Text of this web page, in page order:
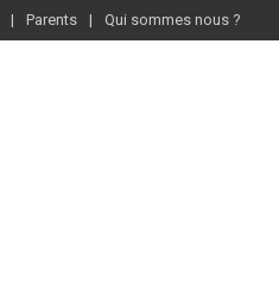
Parents Qui sommes nous ?